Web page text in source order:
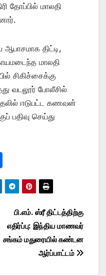
தோப்பில் மாலதி
திட்டி,
மாலதி
சிகிச்சைக்கு
வடலூர் போலீசில்
ஈடுபட்ட கணவன்
பதிவு செய்து
h
ar
பி.எம். ஸ்ரீ திட்டத்திற்கு
எதிர்ப்பு: இந்திய மாணவர்
சங்கம் மதுரையில் கண்டன
ஆர்ப்பாட்டம்